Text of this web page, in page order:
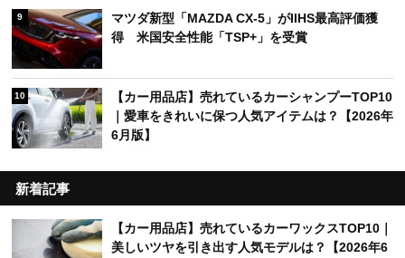
9
マツダ新型「MAZDA CX-5」がIIHS最高評価獲
得 米国安全性能「TSP+」を受賞
10
【カー用品店】売れているカーシャンプーTOP10
｜愛車をきれいに保つ人気アイテムは？【2026年
6月版】
新着記事
【カー用品店】売れているカーワックスTOP10｜
美しいツヤを引き出す人気モデルは？【2026年6